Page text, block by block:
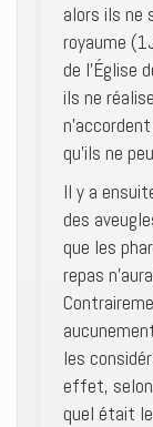
alors ils ne
royaume
de l’Église
ils ne
qu’ils ne
Il y a
des
que les
repas
les
effet, selon
quel était